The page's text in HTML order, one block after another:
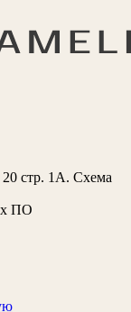
20 стр. 1А. Схема
ПО